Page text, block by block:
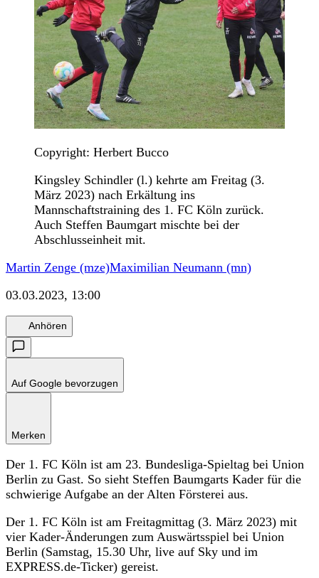
Copyright: Herbert Bucco
Kingsley Schindler (l.) kehrte am Freitag (3.
März 2023) nach Erkältung ins
Mannschaftstraining des 1. FC Köln zurück.
Auch Steffen Baumgart mischte bei der
Abschlusseinheit mit.
Martin Zenge (mze)Maximilian Neumann (mn)
03.03.2023, 13:00
Anhören
Auf Google bevorzugen
Merken
Der 1. FC Köln ist am 23. Bundesliga-Spieltag bei Union
Berlin zu Gast. So sieht Steffen Baumgarts Kader für die
schwierige Aufgabe an der Alten Försterei aus.
Der 1. FC Köln ist am Freitagmittag (3. März 2023) mit
vier Kader-Änderungen zum Auswärtsspiel bei Union
Berlin (Samstag, 15.30 Uhr, live auf Sky und im
EXPRESS.de-Ticker) gereist.